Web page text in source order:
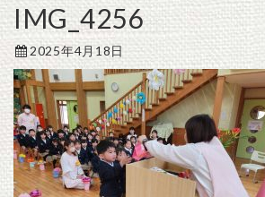
IMG_4256
2025年4月18日